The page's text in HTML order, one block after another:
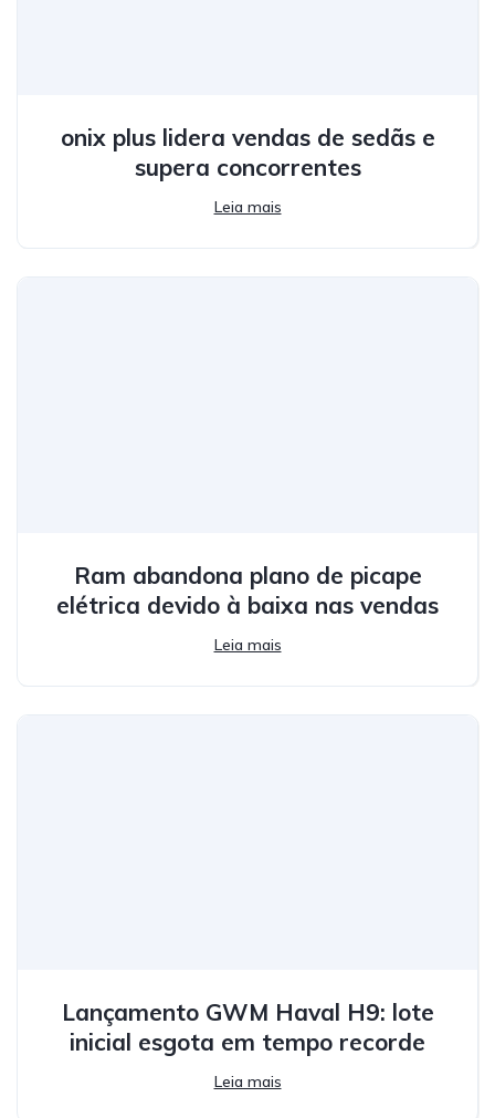
onix plus lidera vendas de sedãs e
supera concorrentes
Leia mais
Ram abandona plano de picape
elétrica devido à baixa nas vendas
Leia mais
Lançamento GWM Haval H9: lote
inicial esgota em tempo recorde
Leia mais